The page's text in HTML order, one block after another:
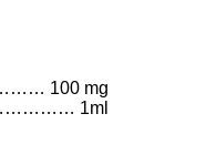
100 mg
1ml